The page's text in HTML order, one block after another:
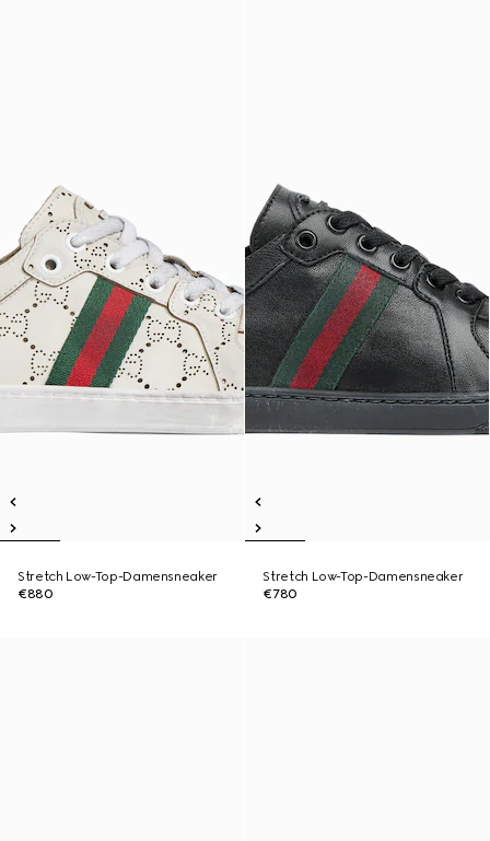
Stretch Low-Top-Damensneaker
€880
Stretch Low-Top-Damensneaker
€780